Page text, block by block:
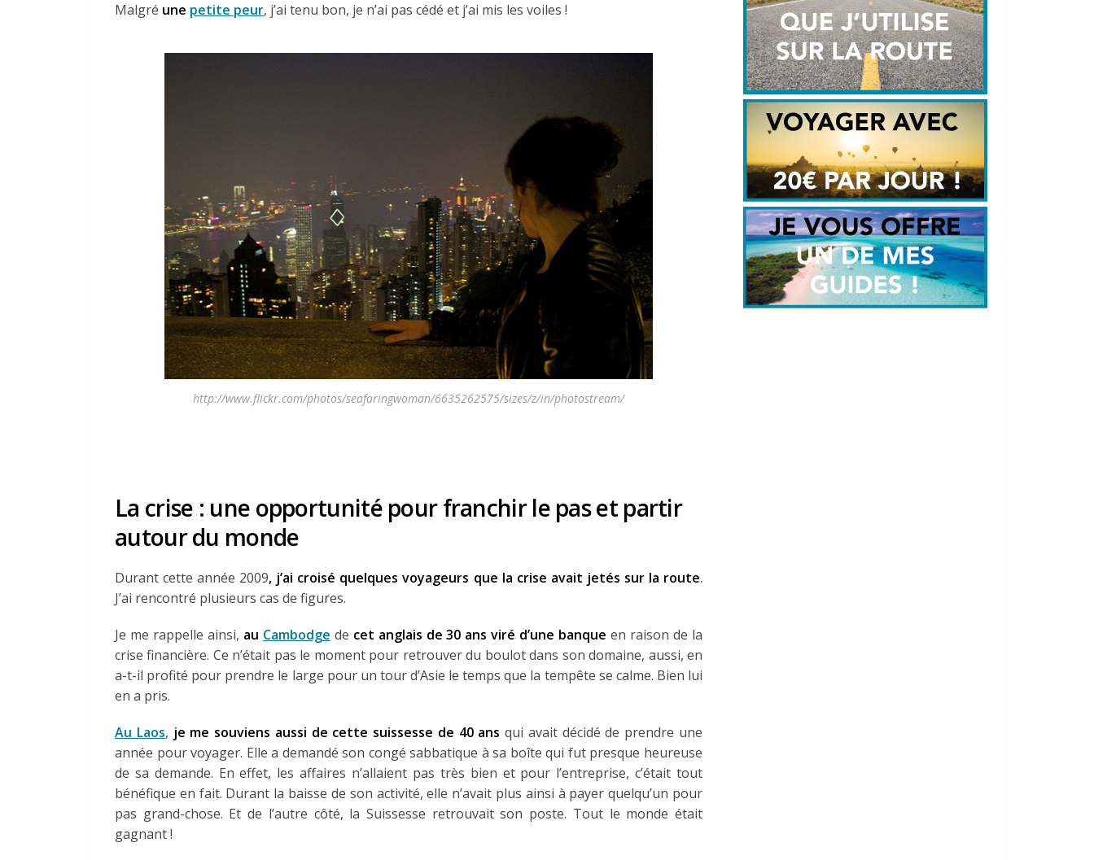
Malgré une petite peur, j’ai tenu bon, je n’ai pas cédé et j’ai mis les voiles !
http://www.flickr.com/photos/seafaringwoman/6635262575/sizes/z/in/photostream/
La crise : une opportunité pour franchir le pas et partir
autour du monde
Durant cette année 2009, j’ai croisé quelques voyageurs que la crise avait jetés sur la route.
J’ai rencontré plusieurs cas de figures.
Je me rappelle ainsi, au Cambodge de cet anglais de 30 ans viré d’une banque en raison de la
crise financière. Ce n’était pas le moment pour retrouver du boulot dans son domaine, aussi, en
a-t-il profité pour prendre le large pour un tour d’Asie le temps que la tempête se calme. Bien lui
en a pris.
Au Laos, je me souviens aussi de cette suissesse de 40 ans qui avait décidé de prendre une
année pour voyager. Elle a demandé son congé sabbatique à sa boîte qui fut presque heureuse
de sa demande. En effet, les affaires n’allaient pas très bien et pour l’entreprise, c’était tout
bénéfique en fait. Durant la baisse de son activité, elle n’avait plus ainsi à payer quelqu’un pour
pas grand-chose. Et de l’autre côté, la Suissesse retrouvait son poste. Tout le monde était
gagnant !